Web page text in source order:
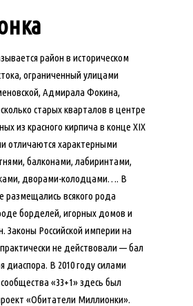
район в историческом
ограниченный улицами
Адмирала Фокина,
старых кварталов в центре
из красного кирпича в конце XIX
отличаются характерными
балконами, лабиринтами,
дворами-колодцами…. В
размещались всякого рода
борделей, игорных домов и
Законы Российской империи на
не действовали — бал
диаспора. В 2010 году силами
«33+1» здесь был
«Обитатели Миллионки».